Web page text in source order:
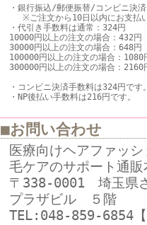
・銀行振込/郵便振替/コンビニ決
※ご注文から10日以内にお支払
・代引き手数料は通常：324円
10000円以上の注文の場合：432円
30000円以上の注文の場合：648円
100000円以上の注文の場合：1080
300000円以上の注文の場合：2160
・コンビニ決済手数料は324円です
・NP後払い手数料は216円です。
■お問い合わせ
医療向けヘアファッ
毛ケアのサポート通
〒338-0001 埼玉県
プラザビル ５階
TEL:048-859-6854